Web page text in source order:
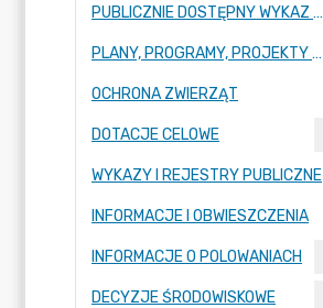
PUBLICZNIE DOSTĘPNY WYKAZ DANYCH O ŚRODOWISKU
PLANY, PROGRAMY, PROJEKTY Z ZAKRESU OCHRONY ŚRODOWISKA
OCHRONA ZWIERZĄT
DOTACJE CELOWE
WYKAZY I REJESTRY PUBLICZNE
INFORMACJE I OBWIESZCZENIA
INFORMACJE O POLOWANIACH
DECYZJE ŚRODOWISKOWE